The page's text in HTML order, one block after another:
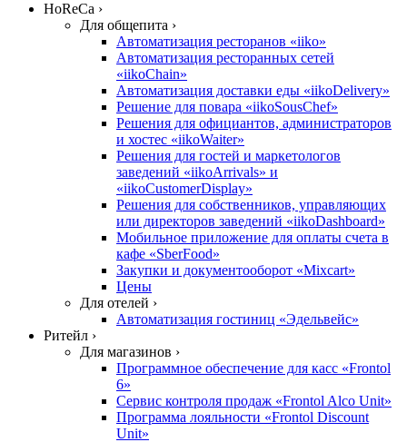
HoReCa ›
Для общепита ›
Автоматизация ресторанов «iiko»
Автоматизация ресторанных сетей
«iikoChain»
Автоматизация доставки еды «iikoDelivery»
Решение для повара «iikoSousChef»
Решения для официантов, администраторов
и хостес «iikoWaiter»
Решения для гостей и маркетологов
заведений «iikoArrivals» и
«iikoCustomerDisplay»
Решения для собственников, управляющих
или директоров заведений «iikoDashboard»
Мобильное приложение для оплаты счета в
кафе «SberFood»
Закупки и документооборот «Mixcart»
Цены
Для отелей ›
Автоматизация гостиниц «Эдельвейс»
Ритейл ›
Для магазинов ›
Программное обеспечение для касс «Frontol
6»
Сервис контроля продаж «Frontol Alco Unit»
Программа лояльности «Frontol Discount
Unit»